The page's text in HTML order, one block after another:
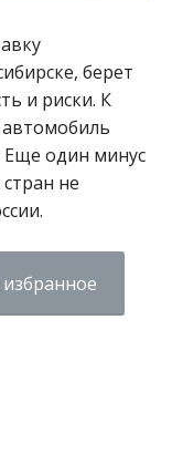
берет
и риски. К
Еще один минус
не